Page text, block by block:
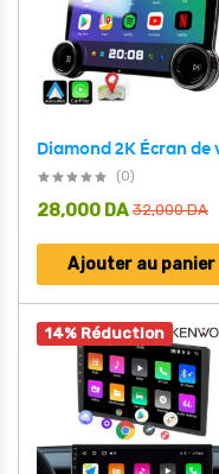
(0)
32,000DA
28,000 DA
Ajouter au panier
14% Réduction